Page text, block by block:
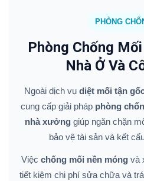
PHÒNG
Phòng Chống
Nhà Ở Và
Ngoài dịch vụ diệt mối tận
cung cấp giải pháp phòng
nhà xưởng giúp ngăn chặn
bảo vệ tài sản và kết
Việc chống mối nền móngvà
tiết kiệm chi phí sửa chữa và